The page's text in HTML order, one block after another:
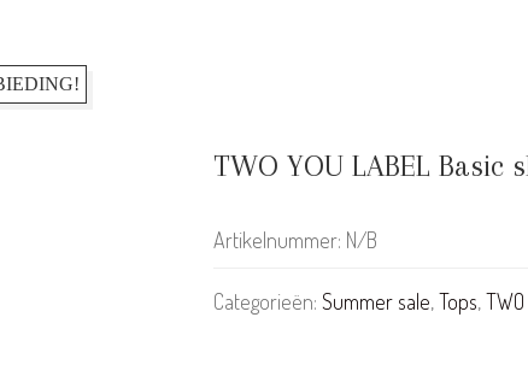
TWO YOU LABEL Basic
Artikelnummer: N/B
Categorieën: Summer sale,Tops,TWO